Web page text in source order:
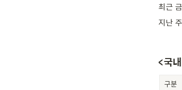
최근
지난
<국
구분